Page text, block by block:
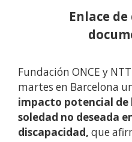
Enlace
Fundación ONCE y
martes en Barcelona
impacto potencial
soledad no deseada
discapacidad, que